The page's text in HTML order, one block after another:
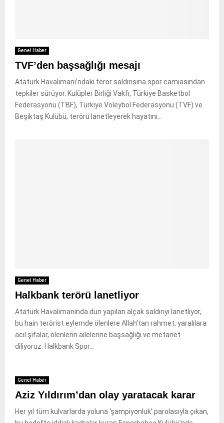
Genel Haber
TVF’den başsağlığı mesajı
Atatürk Havalimanı’ndaki terör saldırısına spor camiasından
tepkiler sürüyor. Kulüpler Birliği Vakfı, Türkiye Basketbol
Federasyonu (TBF), Türkiye Voleybol Federasyonu (TVF) ve
Beşiktaş Kulübü, terörü lanetleyerek hayatını...
Genel Haber
Halkbank terörü lanetliyor
Atatürk Havalimanında dün yapılan alçak saldırıyı lanetliyor,
bu hain terörist eylemde ölenlere Allah’tan rahmet, yaralılara
acil şifalar, ölenlerin ailelerine başsağlığı ve metanet
diliyoruz. Halkbank Spor...
Genel Haber
Aziz Yıldırım’dan olay yaratacak karar
Her yıl tüm kulvarlarda yoluna ‘şampiyonluk’ parolasıyla çıkan,